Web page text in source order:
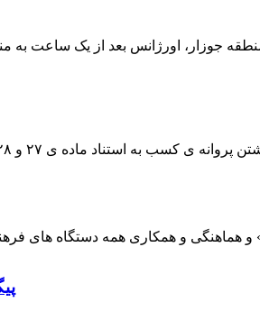
جوزار، اورژانس بعد از یک ساعت